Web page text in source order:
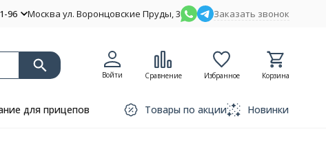
96 Москва ул. Воронцовские Пруды, 3 Заказать звонок
Войти Сравнение Избранное Корзина
для прицепов Товары по акции Новинки